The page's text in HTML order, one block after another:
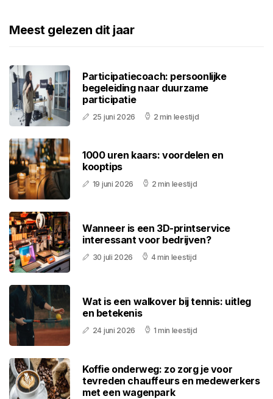
Meest gelezen dit jaar
Participatiecoach: persoonlijke
begeleiding naar duurzame
participatie
25 juni 2026 2 min leestijd
1000 uren kaars: voordelen en
kooptips
19 juni 2026 2 min leestijd
Wanneer is een 3D-printservice
interessant voor bedrijven?
30 juli 2026 4 min leestijd
Wat is een walkover bij tennis: uitleg
en betekenis
24 juni 2026 1 min leestijd
Koffie onderweg: zo zorg je voor
tevreden chauffeurs en medewerkers
met een wagenpark